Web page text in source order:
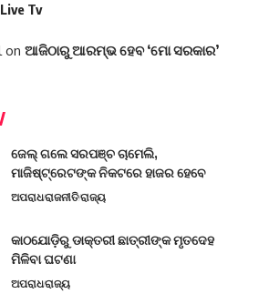
Live Tv
on ଆଜିଠାରୁ ଆରମ୍ଭ ହେବ ‘ମୋ ସରକାର’
ଜେଲ୍ ଗଲେ ସରପଞ୍ଚ ଚାମେଲି,
ମାଜିଷ୍ଟ୍ରେଟଙ୍କ ନିକଟରେ ହାଜର ହେବେ
ଅପରାଧରାଜନୀତିରାଜ୍ୟ
କାଠଯୋଡ଼ିରୁ ଡାକ୍ତରୀ ଛାତ୍ରୀଙ୍କ ମୃତଦେହ
ମିଳିବା ଘଟଣା
ଅପରାଧରାଜ୍ୟ